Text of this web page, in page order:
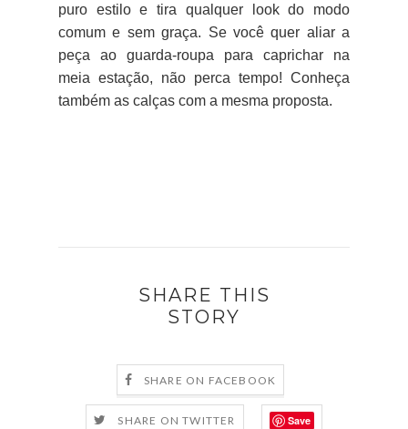
puro estilo e tira qualquer look do modo
comum e sem graça. Se você quer aliar a
peça ao guarda-roupa para caprichar na
meia estação, não perca tempo! Conheça
também as calças com a mesma proposta.
SHARE THIS
STORY
SHARE ON FACEBOOK
SHARE ON TWITTER Save